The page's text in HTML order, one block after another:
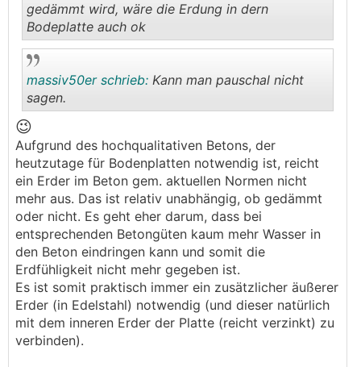
gedämmt wird, wäre die Erdung in dern
Bodeplatte auch ok
..
massiv50er schrieb: Kann man pauschal nicht
sagen.
😉
Aufgrund des hochqualitativen Betons, der
heutzutage für Bodenplatten notwendig ist, reicht
ein Erder im Beton gem. aktuellen Normen nicht
mehr aus. Das ist relativ unabhängig, ob gedämmt
oder nicht. Es geht eher darum, dass bei
entsprechenden Betongüten kaum mehr Wasser in
den Beton eindringen kann und somit die
Erdfühligkeit nicht mehr gegeben ist.
Es ist somit praktisch immer ein zusätzlicher äußerer
Erder (in Edelstahl) notwendig (und dieser natürlich
mit dem inneren Erder der Platte (reicht verzinkt) zu
verbinden).